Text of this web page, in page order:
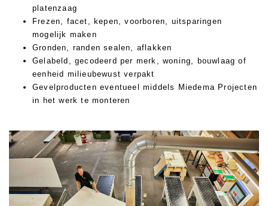
Nautic
Freespakketten
Loof- en naaldhout
Fineer / HPL platen
Scheepsvloeren
Projecten
Projectadvies
Meer weten over Miedema?
Referenties
Missie & visie
Forza Iza gevelbekleding
Wat is Forza Iza?
Offerte aanvragen?
platenzaag
Frezen, facet, kepen, voorboren, uitsparingen
mogelijk maken
Gronden, randen sealen, aflakken
Gelabeld, gecodeerd per merk, woning, bouwlaag of
eenheid milieubewust verpakt
Gevelproducten eventueel middels Miedema Projecten
in het werk te monteren